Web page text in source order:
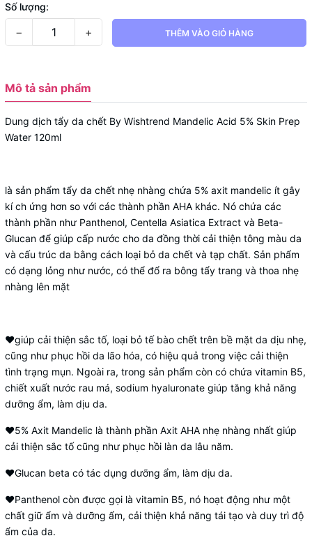
Số lượng:
− + THÊM VÀO GIỎ HÀNG
Mô tả sản phẩm
Dung dịch tẩy da chết By Wishtrend Mandelic Acid 5% Skin Prep
Water 120ml
là sản phẩm tẩy da chết nhẹ nhàng chứa 5% axit mandelic ít gây
kí ch ứng hơn so với các thành phần AHA khác. Nó chứa các
thành phần như Panthenol, Centella Asiatica Extract và Beta-
Glucan để giúp cấp nước cho da đồng thời cải thiện tông màu da
và cấu trúc da bằng cách loại bỏ da chết và tạp chất. Sản phẩm
có dạng lỏng như nước, có thể đổ ra bông tẩy trang và thoa nhẹ
nhàng lên mặt
❤giúp cải thiện sắc tố, loại bỏ tế bào chết trên bề mặt da dịu nhẹ,
cũng như phục hồi da lão hóa, có hiệu quả trong việc cải thiện
tình trạng mụn. Ngoài ra, trong sản phẩm còn có chứa vitamin B5,
chiết xuất nước rau má, sodium hyaluronate giúp tăng khả năng
dưỡng ẩm, làm dịu da.
❤️5% Axit Mandelic là thành phần Axit AHA nhẹ nhàng nhất giúp
cải thiện sắc tố cũng như phục hồi làn da lâu năm.
❤Glucan beta có tác dụng dưỡng ẩm, làm dịu da.
❤Panthenol còn được gọi là vitamin B5, nó hoạt động như một
chất giữ ẩm và dưỡng ẩm, cải thiện khả năng tái tạo và duy trì độ
ẩm của da.